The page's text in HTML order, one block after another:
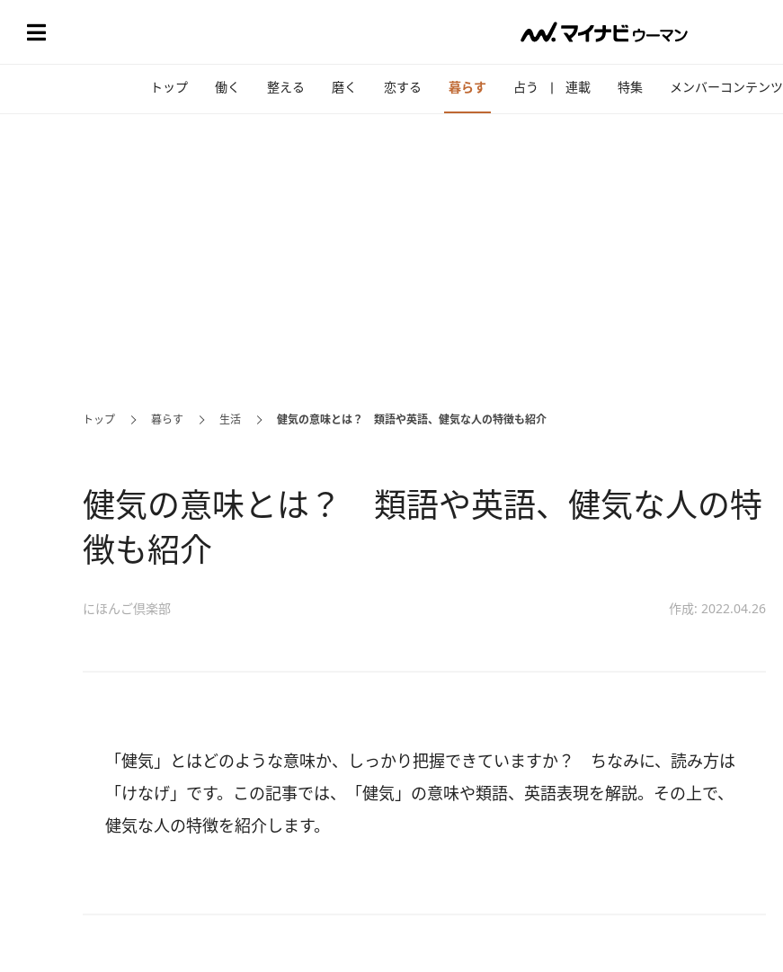
トップ 働く 整える 磨く 恋する 暮らす 占う 連載 特集 メンバーコンテンツ
トップ 暮らす 生活 健気の意味とは？ 類語や英語、健気な人の特徴も紹介
健気の意味とは？ 類語や英語、健気な人の特
徴も紹介
にほんご倶楽部 作成: 2022.04.26
「健気」とはどのような意味か、しっかり把握できていますか？ ちなみに、読み方は
「けなげ」です。この記事では、「健気」の意味や類語、英語表現を解説。その上で、
健気な人の特徴を紹介します。